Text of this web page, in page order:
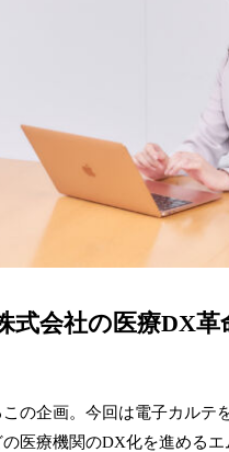
会社の医療DX革
の企画。今回は電子カルテ
医療機関のDX化を進める